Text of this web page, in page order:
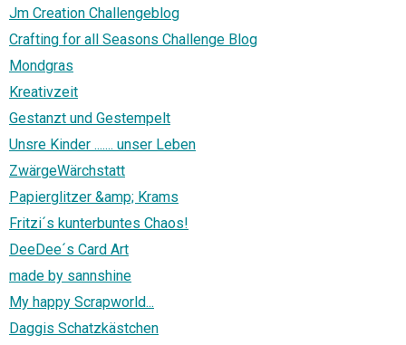
Jm Creation Challengeblog
Crafting for all Seasons Challenge Blog
Mondgras
Kreativzeit
Gestanzt und Gestempelt
Unsre Kinder ....... unser Leben
ZwärgeWärchstatt
Papierglitzer &amp; Krams
Fritzi´s kunterbuntes Chaos!
DeeDee´s Card Art
made by sannshine
My happy Scrapworld...
Daggis Schatzkästchen